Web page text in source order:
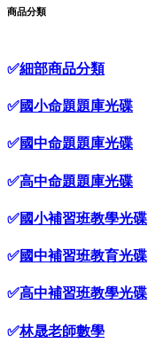
商品分類
✅細部商品分類
✅國小命題題庫光碟
✅國中命題題庫光碟
✅高中命題題庫光碟
✅國小補習班教學光碟
✅國中補習班教育光碟
✅高中補習班教學光碟
✅林晟老師數學